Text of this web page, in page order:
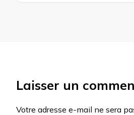
Laisser un
Votre adresse e-mail ne sera